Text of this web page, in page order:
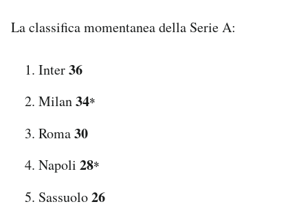
La classifica momentanea della Serie A:
Inter36
Milan34*
Roma30
Napoli 28*
Sassuolo26